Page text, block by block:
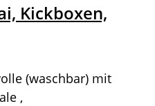
Kickboxen,
(waschbar) mit
,